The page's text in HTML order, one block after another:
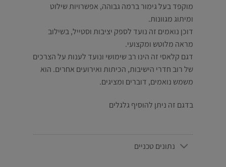
מוקפד בעל גימור ברמה גבוהה, אפשרויות שילוט
ומיתוג מגוונות.
דוכן נואמים זה נועד לספק יציבות וסטייל, בשילוב
מראה מלוטש ומקצועי.
דגם קלאסי זה הינו רב שימושי ונועד לענות על הצרכים
של רוב חדרי הישיבות, הכיתות ואירועים אחרים. הוא
משמש נואמים, דוברים ומציגים.
בדגם זה ניתן להוסיף גלגלים
נתונים טכניים